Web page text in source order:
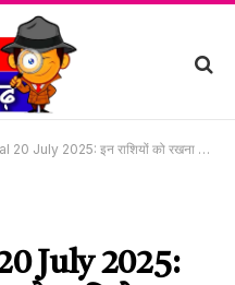
को रखना होगा विशेष ध्यान, नहीं तो भुगतना पड़ेगा अंजाम; पढ़ें दैनिक राशिफल
July 2025: